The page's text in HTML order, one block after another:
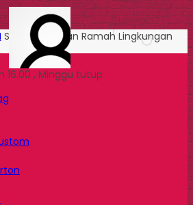
Solusi Kemasan Ramah Lingkungan
16.00 , Minggu tutup